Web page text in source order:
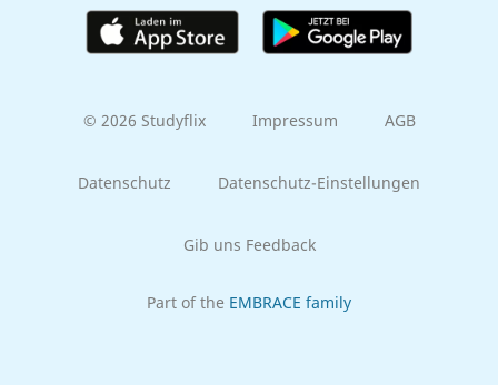
© 2026 Studyflix Impressum AGB
Datenschutz Datenschutz-Einstellungen
Gib uns Feedback
Part of the EMBRACE family